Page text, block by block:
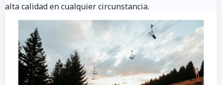
alta calidad en cualquier circunstancia.